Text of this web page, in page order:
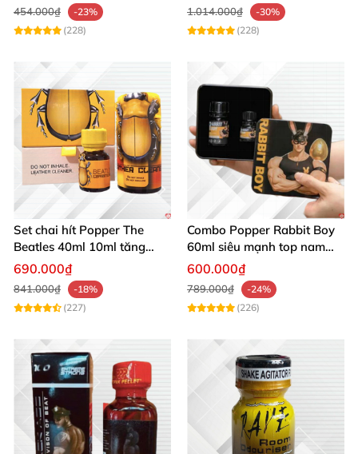
454.000₫
-23%
(228)
1.014.000₫
-30%
(228)
Set chai hít Popper The
Beatles 40ml 10ml tăng
khoái cảm quan hệ
690.000₫
841.000₫
-18%
(227)
Combo Popper Rabbit Boy
60ml siêu mạnh top nam
cực hưng phấn
600.000₫
789.000₫
-24%
(226)